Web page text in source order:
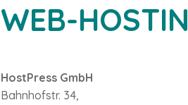
WEB-
HostPress GmbH
Bahnhofstr. 34,